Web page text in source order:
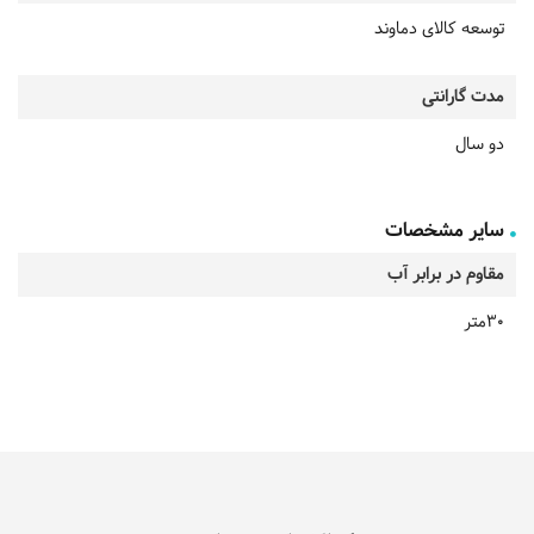
توسعه کالای دماوند
مدت گارانتی
دو سال
سایر مشخصات
مقاوم در برابر آب
30متر